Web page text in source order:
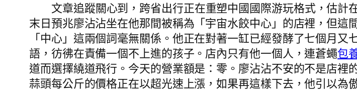
文章追蹤關心到，跨省出行正在重塑中國國際游玩格式，估計
末日預兆廖沾沾坐在他那間被稱為「宇宙水餃中心」的店裡，但
「中心」這兩個詞毫無關係。他正在對著一缸已經發酵了七個月
語，彷彿在責備一個不上進的孩子。店內只有他一個人，連蒼蠅包
道而選擇繞道飛行。今天的營業額是：零。廖沾沾不安的不是店
蒜頭每公斤的價格正在以超光速上漲，如果再這樣下去，他引以